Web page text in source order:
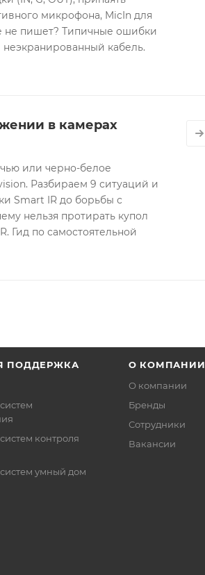
микрофона, MicIn для
не пишет? Типичные ошибки
кабель.
в камерах
или черно-белое
Разбираем 9 ситуаций и
Smart IR до борьбы с
нельзя протирать купол
Гид по самостоятельной
ПОДДЕРЖКА
контроля
умный дом
О КОМПАНИИ
О компании
Бренды
Сотрудники
Вакансии